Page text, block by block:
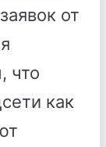
от
что
как